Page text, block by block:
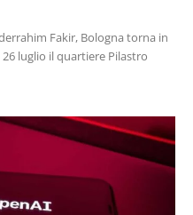
Fakir, Bologna torna in
luglio il quartiere Pilastro